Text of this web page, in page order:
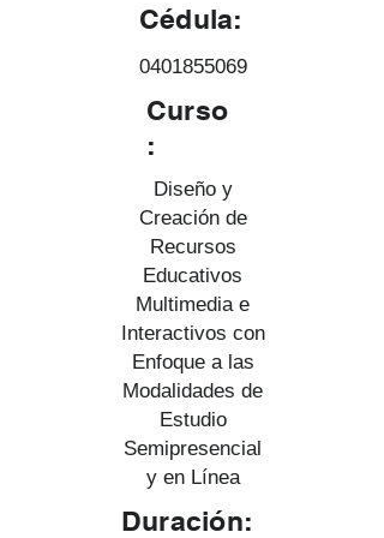
Cédula:
0401855069
Curso
:
Diseño y
Creación de
Recursos
Educativos
Multimedia e
Interactivos con
Enfoque a las
Modalidades de
Estudio
Semipresencial
y en Línea
Duración: